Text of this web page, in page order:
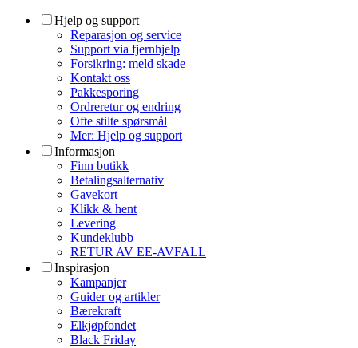
Hjelp og support
Reparasjon og service
Support via fjernhjelp
Forsikring: meld skade
Kontakt oss
Pakkesporing
Ordreretur og endring
Ofte stilte spørsmål
Mer: Hjelp og support
Informasjon
Finn butikk
Betalingsalternativ
Gavekort
Klikk & hent
Levering
Kundeklubb
RETUR AV EE-AVFALL
Inspirasjon
Kampanjer
Guider og artikler
Bærekraft
Elkjøpfondet
Black Friday